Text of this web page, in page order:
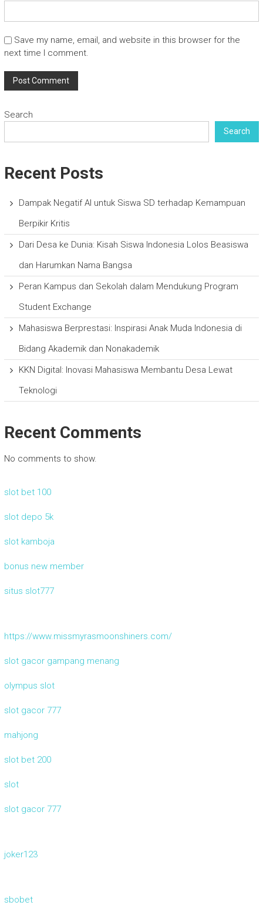
Save my name, email, and website in this browser for the
next time I comment.
Search
Search
Recent Posts
Dampak Negatif AI untuk Siswa SD terhadap Kemampuan
Berpikir Kritis
Dari Desa ke Dunia: Kisah Siswa Indonesia Lolos Beasiswa
dan Harumkan Nama Bangsa
Peran Kampus dan Sekolah dalam Mendukung Program
Student Exchange
Mahasiswa Berprestasi: Inspirasi Anak Muda Indonesia di
Bidang Akademik dan Nonakademik
KKN Digital: Inovasi Mahasiswa Membantu Desa Lewat
Teknologi
Recent Comments
No comments to show.
slot bet 100
slot depo 5k
slot kamboja
bonus new member
situs slot777
https://www.missmyrasmoonshiners.com/
slot gacor gampang menang
olympus slot
slot gacor 777
mahjong
slot bet 200
slot
slot gacor 777
joker123
sbobet